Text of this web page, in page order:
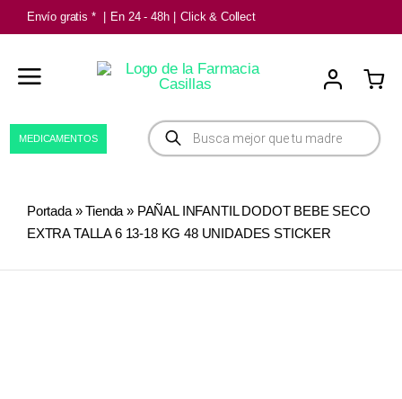
Saltar
al
contenido
Envío gratis * En 24 - 48h Click & Collect
Búsqueda
de
productos
MEDICAMENTOS
Portada»Tienda » PAÑAL INFANTIL DODOT BEBE SECO
EXTRA TALLA 6 13-18 KG 48 UNIDADES STICKER